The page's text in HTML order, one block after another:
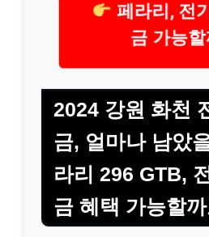
페라리, 전
금 가능할
2024 강원 화천
금, 얼마나 남았
라리 296 GTB,
금 혜택 가능할